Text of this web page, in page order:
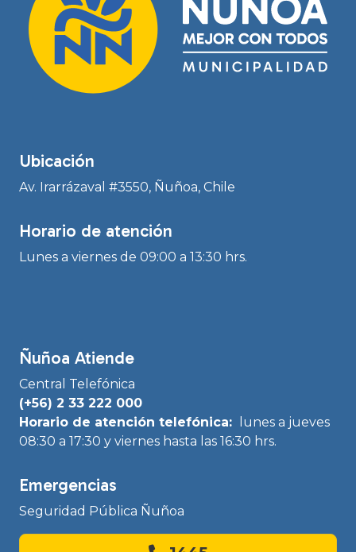
Ubicación
Av. Irarrázaval #3550, Ñuñoa, Chile
Horario de atención
Lunes a viernes de 09:00 a 13:30 hrs.
Ñuñoa Atiende
Central Telefónica
(+56) 2 33 222 000
Horario de atención telefónica:
lunes a jueves
08:30 a 17:30 y viernes hasta las 16:30 hrs.
Emergencias
Seguridad Pública Ñuñoa